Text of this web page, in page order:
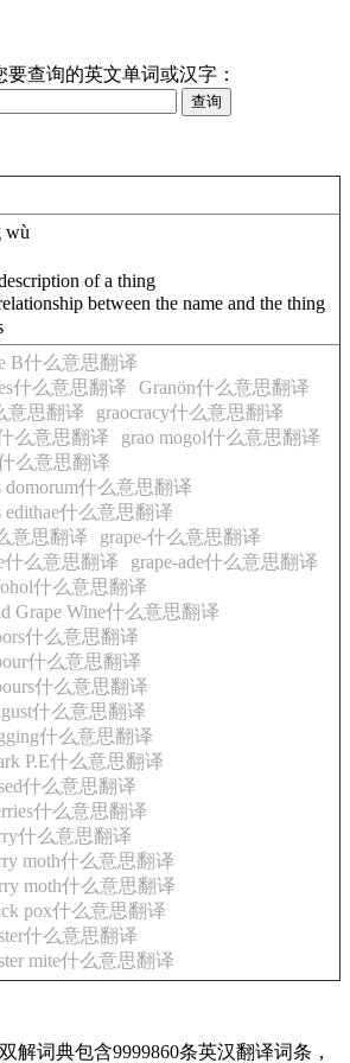
要查询的英文单词或汉字：
wù
of a thing
between the name and the thing
B什么意思翻译
什么意思翻译
Granön什么意思翻译
意思翻译
graocracy什么意思翻译
么意思翻译
grao mogol什么意思翻译
么意思翻译
domorum什么意思翻译
edithae什么意思翻译
意思翻译
grape-什么意思翻译
什么意思翻译
grape-ade什么意思翻译
什么意思翻译
Grape Wine什么意思翻译
什么意思翻译
什么意思翻译
什么意思翻译
什么意思翻译
什么意思翻译
P.E什么意思翻译
什么意思翻译
什么意思翻译
什么意思翻译
moth什么意思翻译
moth什么意思翻译
pox什么意思翻译
什么意思翻译
mite什么意思翻译
解词典包含9999860条英汉翻译词条，